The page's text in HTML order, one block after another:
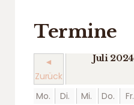
Termine
◄
Zurück
Juli 2024
Mo.
Di. Mi. Do. Fr.